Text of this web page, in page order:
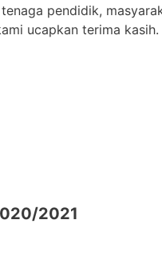
pendidik,
ucapkan terima kasih.
2021